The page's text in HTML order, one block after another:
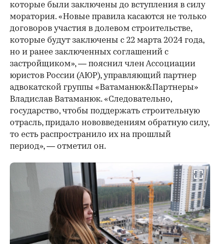
которые были заключены до вступления в силу
моратория. «Новые правила касаются не только
договоров участия в долевом строительстве,
которые будут заключены с 22 марта 2024 года,
но и ранее заключенных соглашений с
застройщиком», — пояснил член Ассоциации
юристов России (АЮР), управляющий партнер
адвокатской группы «Ватаманюк&Партнеры»
Владислав Ватаманюк. «Следовательно,
государство, чтобы поддержать строительную
отрасль, придало нововведениям обратную силу,
то есть распространило их на прошлый
период», — отметил он.